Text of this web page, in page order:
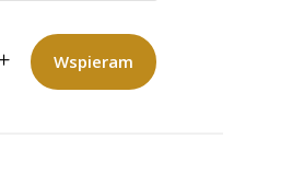
Wspieram